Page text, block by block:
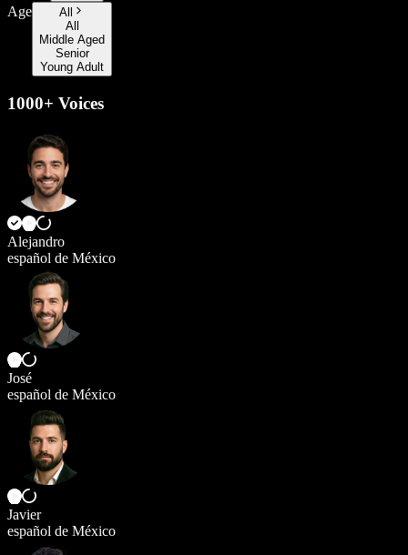
Age
All
All
Middle Aged
Senior
Young Adult
1000+ Voices
Alejandro
español de México
José
español de México
Javier
español de México